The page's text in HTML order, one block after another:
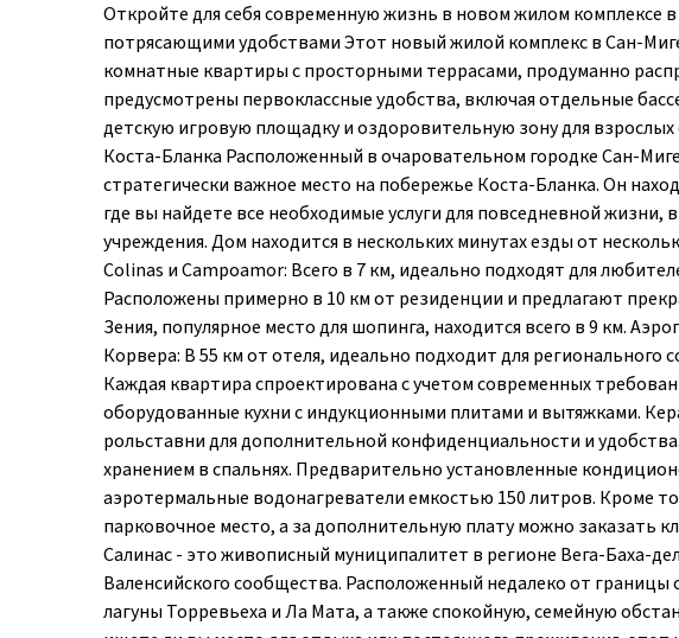
Откройте для себя современную жизнь в новом жилом
потрясающими удобствами Этот новый жилой комплекс в Сан-
комнатные квартиры с просторными террасами, продуманно
предусмотрены первоклассные удобства, включая отдельные
детскую игровую площадку и оздоровительную зону для
Коста-Бланка Расположенный в очаровательном городке Сан-
стратегически важное место на побережье Коста-Бланка. Он
где вы найдете все необходимые услуги для повседневной
учреждения. Дом находится в нескольких минутах езды от
Colinas и Campoamor: Всего в 7 км, идеально подходят для
Расположены примерно в 10 км от резиденции и предлагают
Зения, популярное место для шопинга, находится всего в 9 км.
Корвера: В 55 км от отеля, идеально подходит для
Каждая квартира спроектирована с учетом современных
оборудованные кухни с индукционными плитами и вытяжками.
рольставни для дополнительной конфиденциальности и
хранением в спальнях. Предварительно установленные
аэротермальные водонагреватели емкостью 150 литров. Кроме
парковочное место, а за дополнительную плату можно заказать
Салинас - это живописный муниципалитет в регионе Вега-Баха-
Валенсийского сообщества. Расположенный недалеко от
лагуны Торревьеха и Ла Мата, а также спокойную, семейную